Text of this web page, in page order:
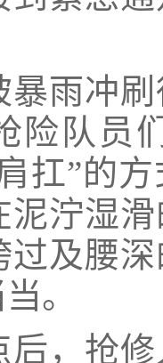
冲刷
险队员
扛”的
泥泞湿
过及腰
。
抢修